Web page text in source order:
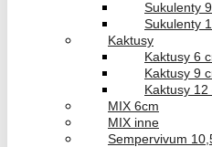
Sukulenty
Sukulenty
Kaktusy
Kaktusy 6
Kaktusy 9
Kaktusy 12
MIX 6cm
MIX inne
Sempervivum